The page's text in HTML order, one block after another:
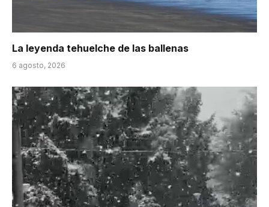
La leyenda tehuelche de las ballenas
6 agosto, 2026